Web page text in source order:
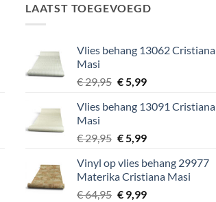
LAATST TOEGEVOEGD
Vlies behang 13062 Cristiana
Masi
€29,95 Oorspronkelijke
was:
€5,99Huidige
is:
Vlies behang 13091 Cristiana
Masi
€29,95 Oorspronkelijke
was:
€ 29,95.
€5,99Huidige
is:
€ 5,99.
Vinyl op vlies behang 29977
Materika Cristiana Masi
€64,95 Oorspronkelijke
€9,99Huidige